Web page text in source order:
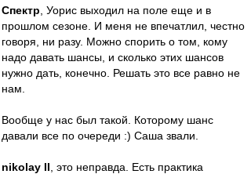
Спектр , Уорис выходил на поле еще и в
прошлом сезоне. И меня не впечатлил, честно
говоря, ни разу. Можно спорить о том, кому
надо давать шансы, и сколько этих шансов
нужно дать, конечно. Решать это все равно не
нам.
Вообще у нас был такой. Которому шанс
давали все по очереди :) Саша звали.
nikolay II , это неправда. Есть практика